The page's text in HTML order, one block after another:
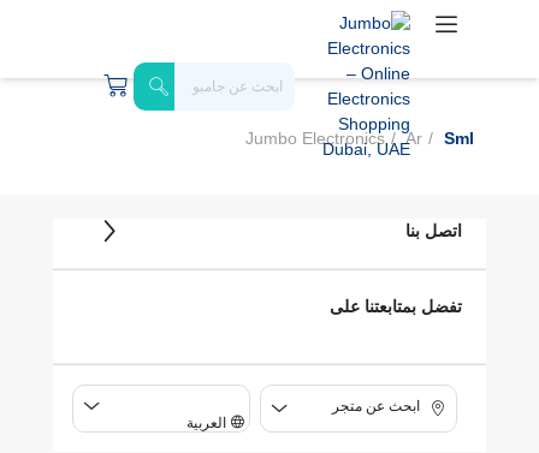
Jumbo Electronics Ar Sml
اتصل بنا
تفضل بمتابعتنا على
ابحث عن متجر
العربية